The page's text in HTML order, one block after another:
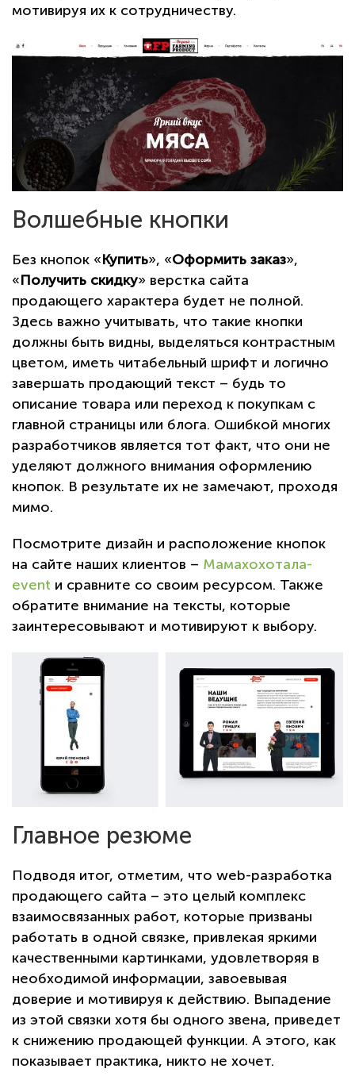
мотивируя их к сотрудничеству.
Волшебные кнопки
Без кнопок «Купить», «Оформить заказ»,
«Получить скидку» верстка сайта
продающего характера будет не полной.
Здесь важно учитывать, что такие кнопки
должны быть видны, выделяться контрастным
цветом, иметь читабельный шрифт и логично
завершать продающий текст – будь то
описание товара или переход к покупкам с
главной страницы или блога. Ошибкой многих
разработчиков является тот факт, что они не
уделяют должного внимания оформлению
кнопок. В результате их не замечают, проходя
мимо.
Посмотрите дизайн и расположение кнопок
на сайте наших клиентов – Мамахохотала-
event и сравните со своим ресурсом. Также
обратите внимание на тексты, которые
заинтересовывают и мотивируют к выбору.
Главное резюме
Подводя итог, отметим, что web-разработка
продающего сайта – это целый комплекс
взаимосвязанных работ, которые призваны
работать в одной связке, привлекая яркими
качественными картинками, удовлетворяя в
необходимой информации, завоевывая
доверие и мотивируя к действию. Выпадение
из этой связки хотя бы одного звена, приведет
к снижению продающей функции. А этого, как
показывает практика, никто не хочет.